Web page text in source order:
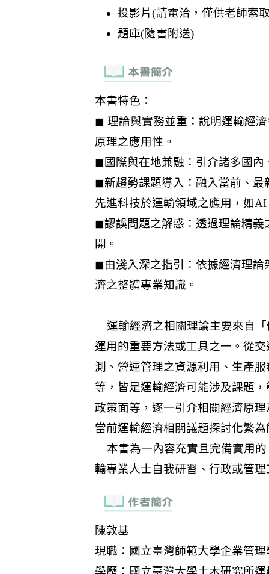
投影片(請電洽，僅供老師索
題庫(隨書附送)